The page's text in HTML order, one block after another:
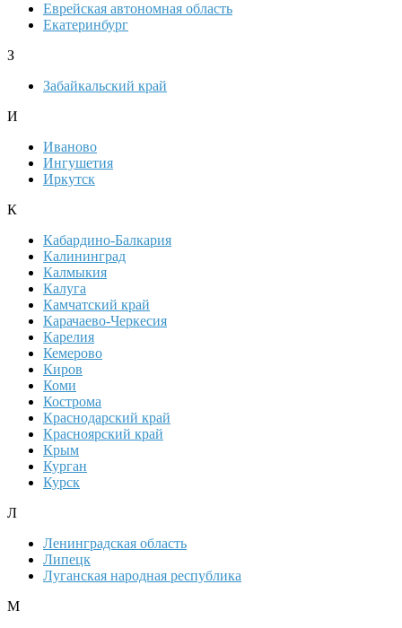
Еврейская автономная область
Екатеринбург
З
Забайкальский край
И
Иваново
Ингушетия
Иркутск
К
Кабардино-Балкария
Калининград
Калмыкия
Калуга
Камчатский край
Карачаево-Черкесия
Карелия
Кемерово
Киров
Коми
Кострома
Краснодарский край
Красноярский край
Крым
Курган
Курск
Л
Ленинградская область
Липецк
Луганская народная республика
М